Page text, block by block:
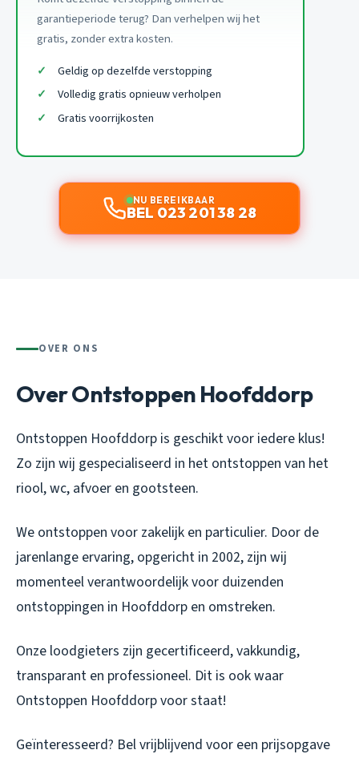
garantieperiode terug? Dan verhelpen wij het
gratis, zonder extra kosten.
Geldig op dezelfde verstopping
Volledig gratis opnieuw verholpen
Gratis voorrijkosten
NU BEREIKBAAR
BEL 023 201 38 28
OVER ONS
Over Ontstoppen Hoofddorp
Ontstoppen Hoofddorp is geschikt voor iedere klus!
Zo zijn wij gespecialiseerd in het ontstoppen van het
riool, wc, afvoer en gootsteen.
We ontstoppen voor zakelijk en particulier. Door de
jarenlange ervaring, opgericht in 2002, zijn wij
momenteel verantwoordelijk voor duizenden
ontstoppingen in Hoofddorp en omstreken.
Onze loodgieters zijn gecertificeerd, vakkundig,
transparant en professioneel. Dit is ook waar
Ontstoppen Hoofddorp voor staat!
Geïnteresseerd? Bel vrijblijvend voor een prijsopgave